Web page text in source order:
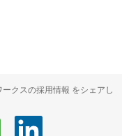
クスの採用情報 をシェアし